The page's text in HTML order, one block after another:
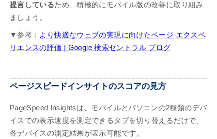
提言しているため、積極的にモバイル版の改善に取り組み
ましょう。
▼参考： より快適なウェブの実現に向けたページ エクスペ
リエンスの評価 | Google 検索セントラル ブログ
ページスピードインサイトのスコアの見方
PageSpeed Insightsは、モバイルとパソコンの2種類のデバ
イスでの表示速度を測定できるタブを切り替えるだけで、
各デバイスの測定結果が表示可能です。